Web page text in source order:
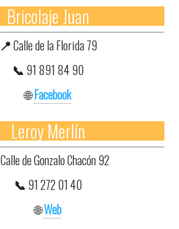
Bricolaje Juan
📍Calle de la Florida 79
📞 91 891 84 90
🌐Facebook
Leroy Merlín
Calle de Gonzalo Chacón 92
📞 91 272 01 40
🌐Web